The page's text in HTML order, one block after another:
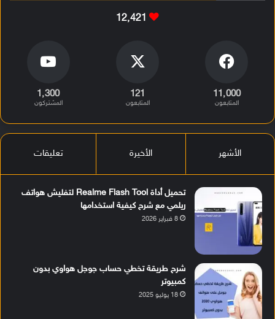
12٬421
11٬000
المتابعون
121
المتابعون
1٬300
المشتركون
الأشهر الأخيرة تعليقات
تحميل أداة Realme Flash Tool لتفليش هواتف
ريلمي مع شرح كيفية استخدامها
8 فبراير 2026
شرح طريقة تخطي حساب جوجل هواوي بدون
كمبيوتر
18 يوليو 2025